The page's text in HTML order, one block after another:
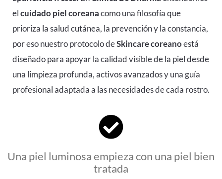
elcuidado piel coreanacomo una filosofía que
prioriza la salud cutánea, la prevención y la constancia,
por eso nuestro protocolo deSkincare coreanoestá
diseñado para apoyar la calidad visible de la piel desde
una limpieza profunda, activos avanzados y una guía
profesional adaptada a las necesidades de cada rostro.
Una piel luminosa empieza con una piel bien
tratada